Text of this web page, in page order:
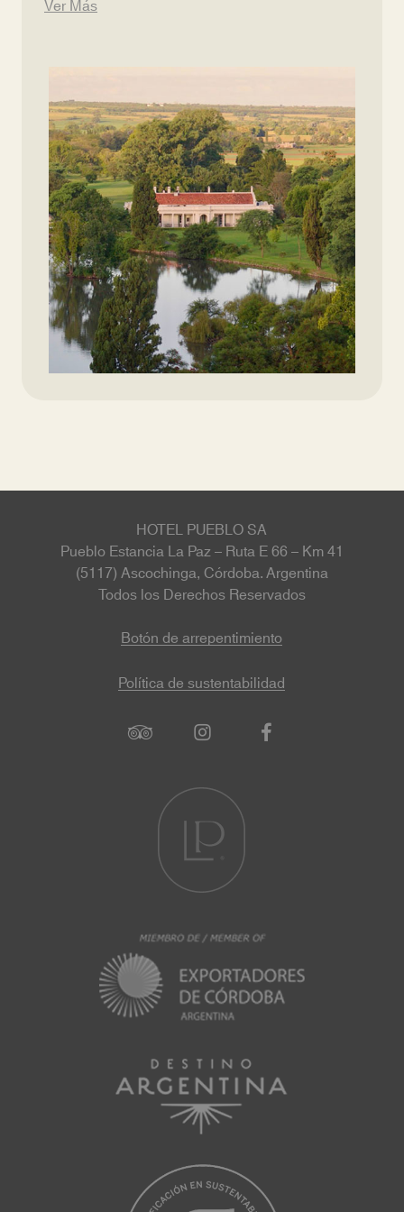
HOTEL PUEBLO SA
Pueblo Estancia La Paz – Ruta E 66 – Km 41
(5117) Ascochinga, Córdoba. Argentina
Todos los Derechos Reservados
Botón de arrepentimiento
Política de sustentabilidad